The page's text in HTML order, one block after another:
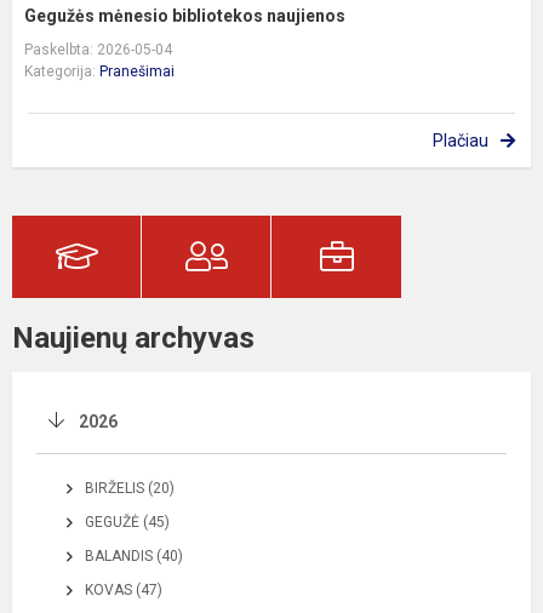
Gegužės mėnesio bibliotekos naujienos
Paskelbta: 2026-05-04
Kategorija: Pranešimai
Plačiau
Naujienų archyvas
2026
BIRŽELIS (20)
GEGUŽĖ (45)
BALANDIS (40)
KOVAS (47)